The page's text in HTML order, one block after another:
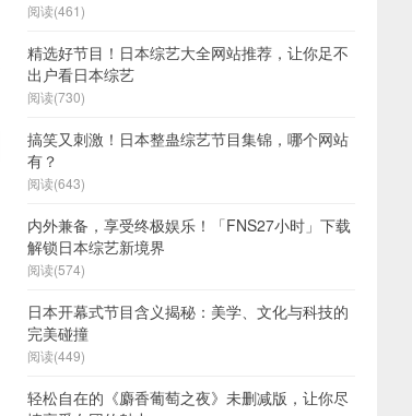
阅读(461)
精选好节目！日本综艺大全网站推荐，让你足不
出户看日本综艺
阅读(730)
搞笑又刺激！日本整蛊综艺节目集锦，哪个网站
有？
阅读(643)
内外兼备，享受终极娱乐！「FNS27小时」下载
解锁日本综艺新境界
阅读(574)
日本开幕式节目含义揭秘：美学、文化与科技的
完美碰撞
阅读(449)
轻松自在的《麝香葡萄之夜》未删减版，让你尽